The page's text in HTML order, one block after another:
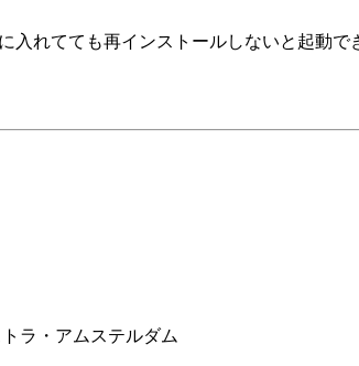
れてても再インストールしないと起動で
ラ・アムステルダム